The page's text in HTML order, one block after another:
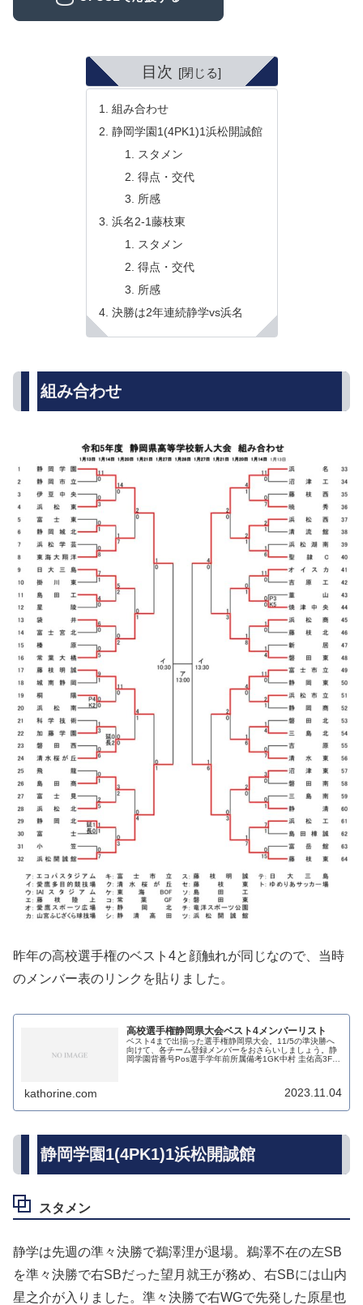
目次
組み合わせ
静岡学園1(4PK1)1浜松開誠館
スタメン
得点・交代
所感
浜名2-1藤枝東
スタメン
得点・交代
所感
決勝は2年連続静学vs浜名
組み合わせ
昨年の高校選手権のベスト4と顔触れが同じなので、当時
のメンバー表のリンクを貼りました。
高校選手権静岡県大会ベスト4メンバーリスト
ベスト4まで出揃った選手権静岡県大会。11/5の準決勝へ
向けて、各チーム登録メンバーをおさらいしましょう。静
岡学園背番号Pos選手学年前所属備考1GK中村 圭佑高3FC
kathorine.com 2023.11.04
静岡学園1(4PK1)1浜松開誠館
スタメン
静学は先週の準々決勝で鵜澤浬が退場。鵜澤不在の左SB
を準々決勝で右SBだった望月就王が務め、右SBには山内
星之介が入りました。準々決勝で右WGで先発した原星也